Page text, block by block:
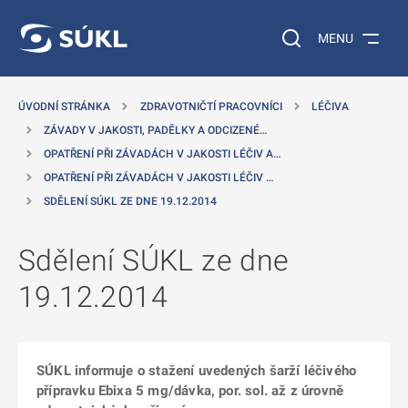
Vyhledávání na
MENU
ÚVODNÍ STRÁNKA ZDRAVOTNIČTÍ PRACOVNÍCI
LÉČIVA
ZÁVADY V JAKOSTI, PADĚLKY A ODCIZENÉ…
OPATŘENÍ PŘI ZÁVADÁCH V JAKOSTI LÉČIV A…
OPATŘENÍ PŘI ZÁVADÁCH V JAKOSTI LÉČIV …
SDĚLENÍ SÚKL ZE DNE 19.12.2014
Sdělení SÚKL ze dne
19.12.2014
SÚKL informuje o stažení uvedených šarží léčivého
přípravku Ebixa 5 mg/dávka, por. sol. až z úrovně